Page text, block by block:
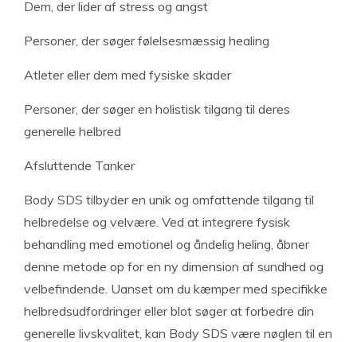
Dem, der lider af stress og angst
Personer, der søger følelsesmæssig healing
Atleter eller dem med fysiske skader
Personer, der søger en holistisk tilgang til deres
generelle helbred
Afsluttende Tanker
Body SDS tilbyder en unik og omfattende tilgang til
helbredelse og velvære. Ved at integrere fysisk
behandling med emotionel og åndelig heling, åbner
denne metode op for en ny dimension af sundhed og
velbefindende. Uanset om du kæmper med specifikke
helbredsudfordringer eller blot søger at forbedre din
generelle livskvalitet, kan Body SDS være nøglen til en